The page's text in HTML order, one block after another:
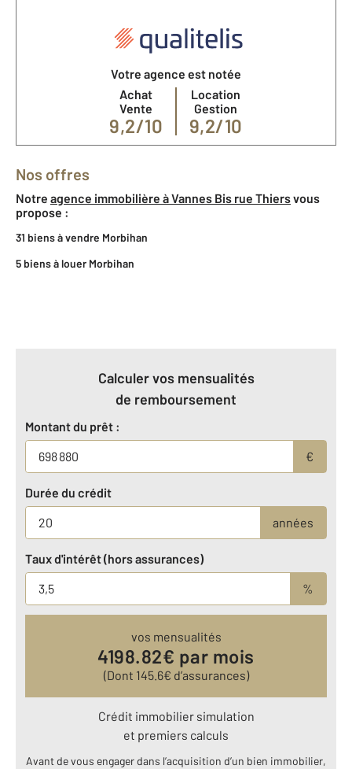
Votre agence est notée
Achat
Vente
9,2/10
Location
Gestion
9,2/10
Nos offres
Notre agence immobilière à Vannes Bis rue Thiersvous
propose :
31 biens à vendre Morbihan
5 biens à louer Morbihan
Calculer vos mensualités
de remboursement
Montant du prêt :
€
Durée du crédit
années
Taux d'intérêt (hors assurances)
%
vos mensualités
4198.82€ par mois
(Dont 145.6€ d’assurances)
Crédit immobilier simulation
et premiers calculs
Avant de vous engager dans l’acquisition d’un bien immobilier,